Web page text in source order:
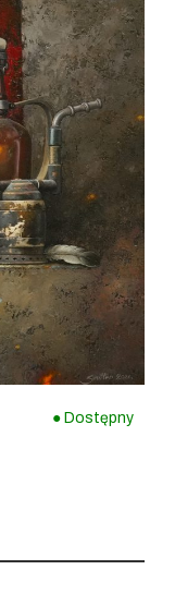
● Dostępny